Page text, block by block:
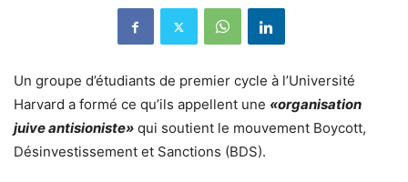
Un groupe d’étudiants de premier cycle à l’Université
Harvard a formé ce qu’ils appellent une «organisation
juive antisioniste» qui soutient le mouvement Boycott,
Désinvestissement et Sanctions (BDS).